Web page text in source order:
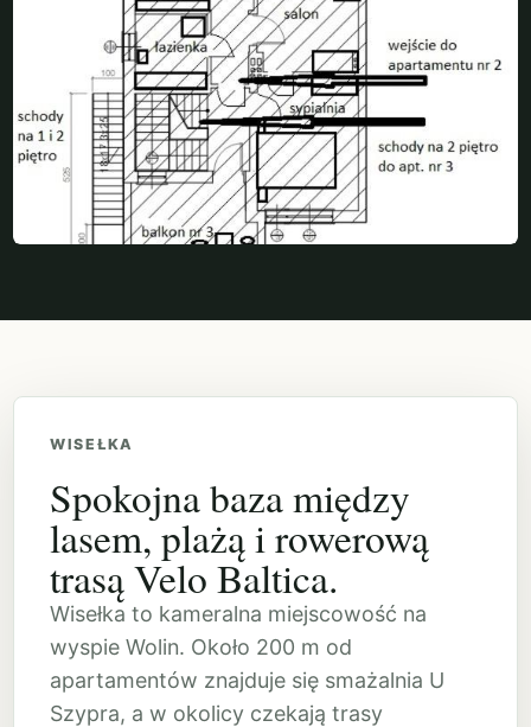
WISEŁKA
Spokojna baza między
lasem, plażą i rowerową
trasą Velo Baltica.
Wisełka to kameralna miejscowość na
wyspie Wolin. Około 200 m od
apartamentów znajduje się smażalnia U
Szypra, a w okolicy czekają trasy